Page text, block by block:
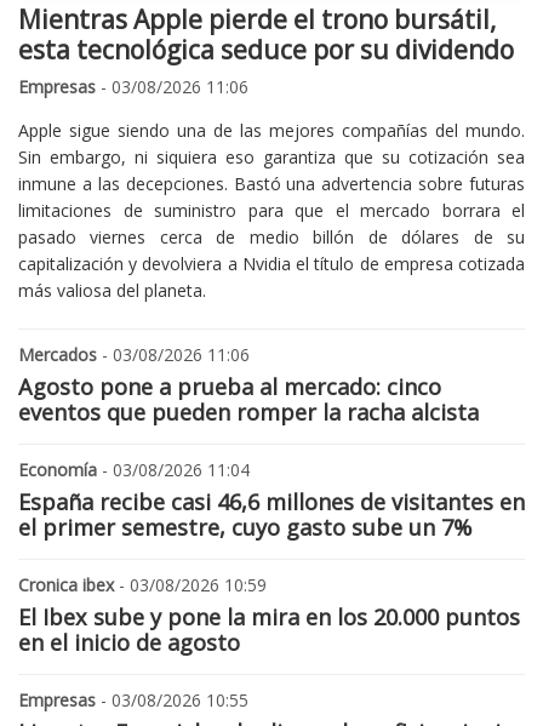
Mientras Apple pierde el trono bursátil,
esta tecnológica seduce por su dividendo
Empresas - 03/08/2026 11:06
Apple sigue siendo una de las mejores compañías del mundo.
Sin embargo, ni siquiera eso garantiza que su cotización sea
inmune a las decepciones. Bastó una advertencia sobre futuras
limitaciones de suministro para que el mercado borrara el
pasado viernes cerca de medio billón de dólares de su
capitalización y devolviera a Nvidia el título de empresa cotizada
más valiosa del planeta.
Mercados - 03/08/2026 11:06
Agosto pone a prueba al mercado: cinco
eventos que pueden romper la racha alcista
Economía - 03/08/2026 11:04
España recibe casi 46,6 millones de visitantes en
el primer semestre, cuyo gasto sube un 7%
Cronica ibex- 03/08/2026 10:59
El Ibex sube y pone la mira en los 20.000 puntos
en el inicio de agosto
Empresas - 03/08/2026 10:55